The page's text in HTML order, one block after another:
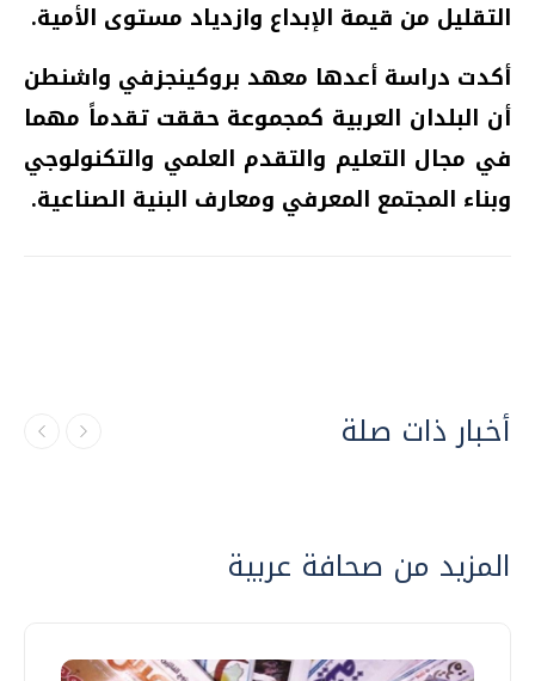
التقليل من قيمة الإبداع وازدياد مستوى الأمية.
أكدت دراسة أعدها معهد بروكينجزفي واشنطن
أن البلدان العربية كمجموعة حققت تقدماً مهما
في مجال التعليم والتقدم العلمي والتكنولوجي
وبناء المجتمع المعرفي ومعارف البنية الصناعية.
أخبار ذات صلة
المزيد من صحافة عربية